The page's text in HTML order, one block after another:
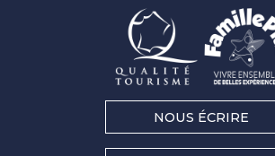
NOUS ÉCRIRE